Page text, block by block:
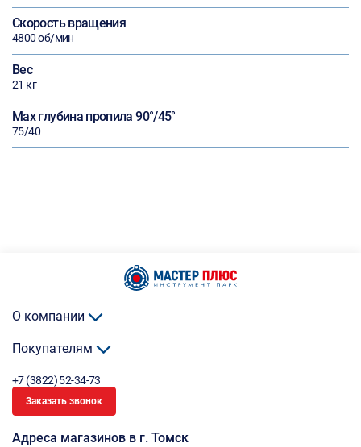
Скорость вращения
4800 об/мин
Вес
21 кг
Max глубина пропила 90°/45°
75/40
О компании
Покупателям
+7 (3822) 52-34-73
Заказать звонок
Адреса магазинов в г. Томск